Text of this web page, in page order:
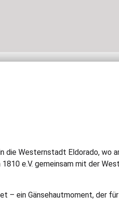
die Westernstadt Eldorado, wo
e.V. gemeinsam mit der
– ein Gänsehautmoment, der